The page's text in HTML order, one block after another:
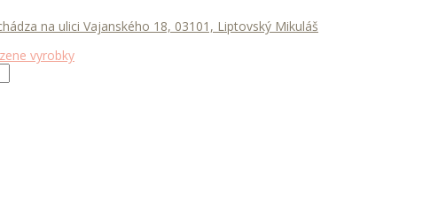
na ulici Vajanského 18, 03101, Liptovský Mikuláš